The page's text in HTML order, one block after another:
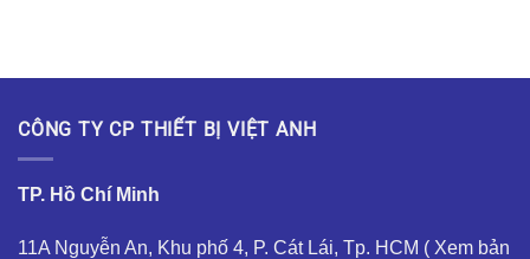
CÔNG TY CP THIẾT BỊ VIỆT ANH
TP. Hồ Chí Minh
11A Nguyễn An, Khu phố 4, P. Cát Lái, Tp. HCM ( Xem bản